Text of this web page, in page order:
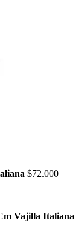
$72.000
Vajilla Italiana